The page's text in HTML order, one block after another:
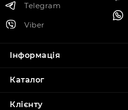
Telegram
Viber
Інформація
Каталог
Клієнту